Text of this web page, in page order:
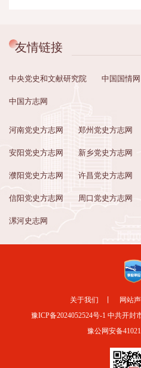
友情链接
中央党史和文献研究院 中国国情网
中国方志网
河南党史方志网 郑州党史方志网
安阳党史方志网 新乡党史方志网
濮阳党史方志网 许昌党史方志网
信阳党史方志网 周口党史方志网
漯河史志网
关于我们 网站
豫ICP备2024052524号-1 中共开封
豫公网安备